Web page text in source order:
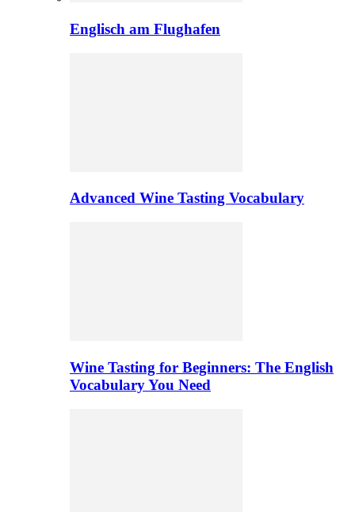
Englisch am Flughafen
Advanced Wine Tasting Vocabulary
Wine Tasting for Beginners: The English
Vocabulary You Need